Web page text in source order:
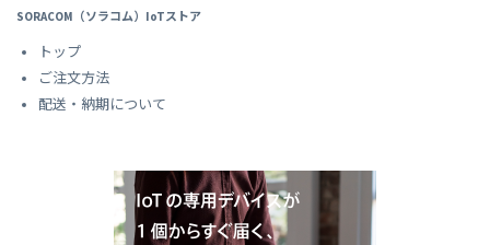
SORACOM（ソラコム）IoTストア
トップ
ご注文方法
配送・納期について